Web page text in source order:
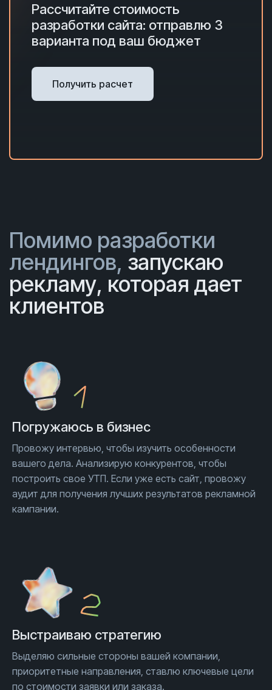
Рассчитайте стоимость
разработки сайта: отправлю 3
варианта под ваш бюджет
Получить расчет
Помимо разработки
лендингов, запускаю
рекламу, которая дает
клиентов
Погружаюсь в бизнес
Провожу интервью, чтобы изучить особенности
вашего дела. Анализирую конкурентов, чтобы
построить свое УТП. Если уже есть сайт, провожу
аудит для получения лучших результатов рекламной
кампании.
Выстраиваю стратегию
Выделяю сильные стороны вашей компании,
приоритетные направления, ставлю ключевые цели
по стоимости заявки или заказа.